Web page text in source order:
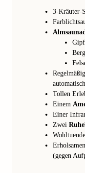
3-Kräuter-
Tollen
Einem
Einer
Zwei
(gegen